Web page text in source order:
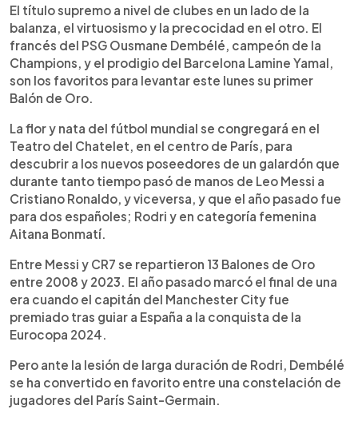
Escuchar artículo
El Balón de Oro 2025 se definirá entre dos
grandes favoritos: Ousmane Dembélé, campeón
de Champions con el PSG y autor de 35 goles en
la temporada, y Lamine Yamal, joya del Barcelona
que brilló con 18 tantos y la conquista de Liga y
Copa del Rey. La ceremonia se celebrará en el
de nominados que incluye a Haaland, Salah, Van
Dijk, Kane y Mbappé. En la categoría femenina, la
española Aitana Bonmatí aspira a su tercer
galardón consecutivo tras ser elegida mejor
jugadora de la Eurocopa.
El título supremo a nivel de clubes en un lado de la
balanza, el virtuosismo y la precocidad en el otro. El
francés del PSG Ousmane Dembélé, campeón de la
Champions, y el prodigio del Barcelona Lamine Yamal,
son los favoritos para levantar este lunes su primer
Balón de Oro.
La flor y nata del fútbol mundial se congregará en el
Teatro del Chatelet, en el centro de París, para
descubrir a los nuevos poseedores de un galardón que
durante tanto tiempo pasó de manos de Leo Messi a
Cristiano Ronaldo, y viceversa, y que el año pasado fue
para dos españoles; Rodri y en categoría femenina
Aitana Bonmatí.
Entre Messi y CR7 se repartieron 13 Balones de Oro
entre 2008 y 2023. El año pasado marcó el final de una
era cuando el capitán del Manchester City fue
premiado tras guiar a España a la conquista de la
Eurocopa 2024.
Pero ante la lesión de larga duración de Rodri, Dembélé
se ha convertido en favorito entre una constelación de
jugadores del París Saint-Germain.